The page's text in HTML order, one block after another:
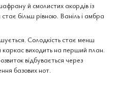
й смолистих акордів із
більш рівною. Ваніль і амбра
Солодкість стає менш
виходить на перший план.
відбувається через
базових нот.